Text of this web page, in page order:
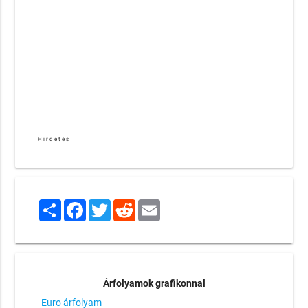
Hirdetés
ShareFacebook
TwitterRedditEmail
Árfolyamok grafikonnal
Euro árfolyam